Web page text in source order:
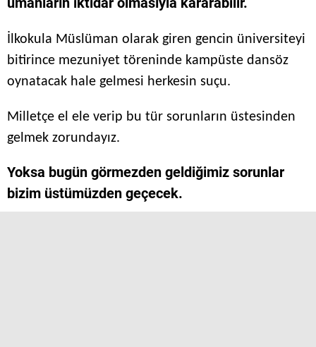
İlkokula Müslüman olarak giren gencin üniversiteyi
bitirince mezuniyet töreninde kampüste dansöz
oynatacak hale gelmesi herkesin suçu.
Milletçe el ele verip bu tür sorunların üstesinden
gelmek zorundayız.
Yoksa bugün görmezden geldiğimiz sorunlar
bizim üstümüzden geçecek.